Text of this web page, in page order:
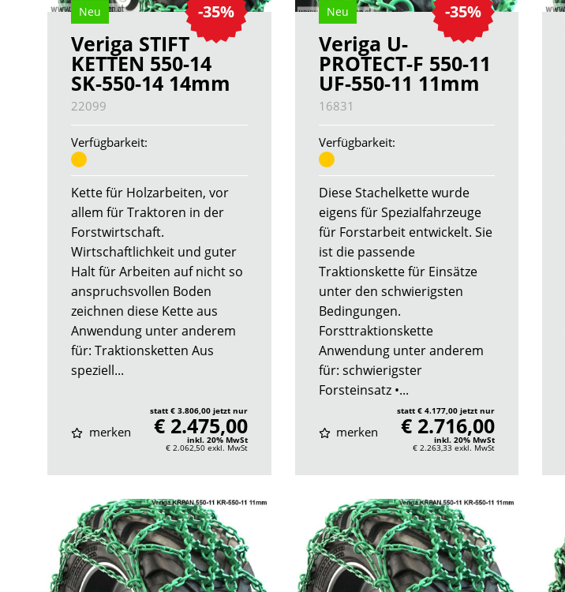
-35%
Neu
Veriga STIFT
KETTEN 550-14
SK-550-14 14mm
22099
Verfügbarkeit:
Kette für Holzarbeiten, vor
allem für Traktoren in der
Forstwirtschaft.
Wirtschaftlichkeit und guter
Halt für Arbeiten auf nicht so
anspruchsvollen Boden
zeichnen diese Kette aus
Anwendung unter anderem
für: Traktionsketten Aus
speziell...
merken
statt € 3.806,00 jetzt nur
€ 2.475,00
inkl. 20% MwSt
€ 2.062,50 exkl. MwSt
-35%
Neu
Veriga U-
PROTECT-F 550-11
UF-550-11 11mm
16831
Verfügbarkeit:
Diese Stachelkette wurde
eigens für Spezialfahrzeuge
für Forstarbeit entwickelt. Sie
ist die passende
Traktionskette für Einsätze
unter den schwierigsten
Bedingungen.
Forsttraktionskette
Anwendung unter anderem
für: schwierigster
Forsteinsatz •...
merken
statt € 4.177,00 jetzt nur
€ 2.716,00
inkl. 20% MwSt
€ 2.263,33 exkl. MwSt